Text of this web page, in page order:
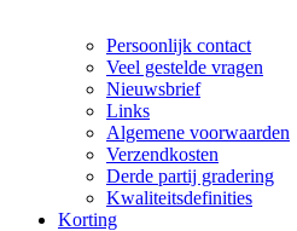
Persoonlijk contact
Veel gestelde vragen
Nieuwsbrief
Links
Algemene voorwaarden
Verzendkosten
Derde partij gradering
Kwaliteitsdefinities
Korting